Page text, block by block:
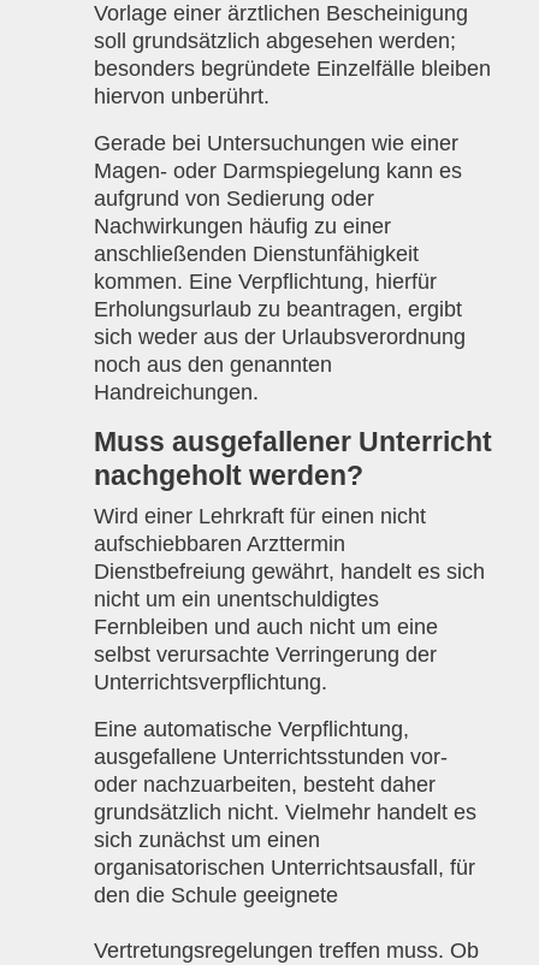
Vorlage einer ärztlichen Bescheinigung
soll grundsätzlich abgesehen werden;
besonders begründete Einzelfälle bleiben
hiervon unberührt.
Gerade bei Untersuchungen wie einer
Magen- oder Darmspiegelung kann es
aufgrund von Sedierung oder
Nachwirkungen häufig zu einer
anschließenden Dienstunfähigkeit
kommen. Eine Verpflichtung, hierfür
Erholungsurlaub zu beantragen, ergibt
sich weder aus der Urlaubsverordnung
noch aus den genannten
Handreichungen.
Muss ausgefallener Unterricht
nachgeholt werden?
Wird einer Lehrkraft für einen nicht
aufschiebbaren Arzttermin
Dienstbefreiung gewährt, handelt es sich
nicht um ein unentschuldigtes
Fernbleiben und auch nicht um eine
selbst verursachte Verringerung der
Unterrichtsverpflichtung.
Eine automatische Verpflichtung,
ausgefallene Unterrichtsstunden vor-
oder nachzuarbeiten, besteht daher
grundsätzlich nicht. Vielmehr handelt es
sich zunächst um einen
organisatorischen Unterrichtsausfall, für
den die Schule geeignete
Vertretungsregelungen treffen muss. Ob